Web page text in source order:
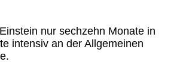
nur sechzehn Monate in
intensiv an der Allgemeinen